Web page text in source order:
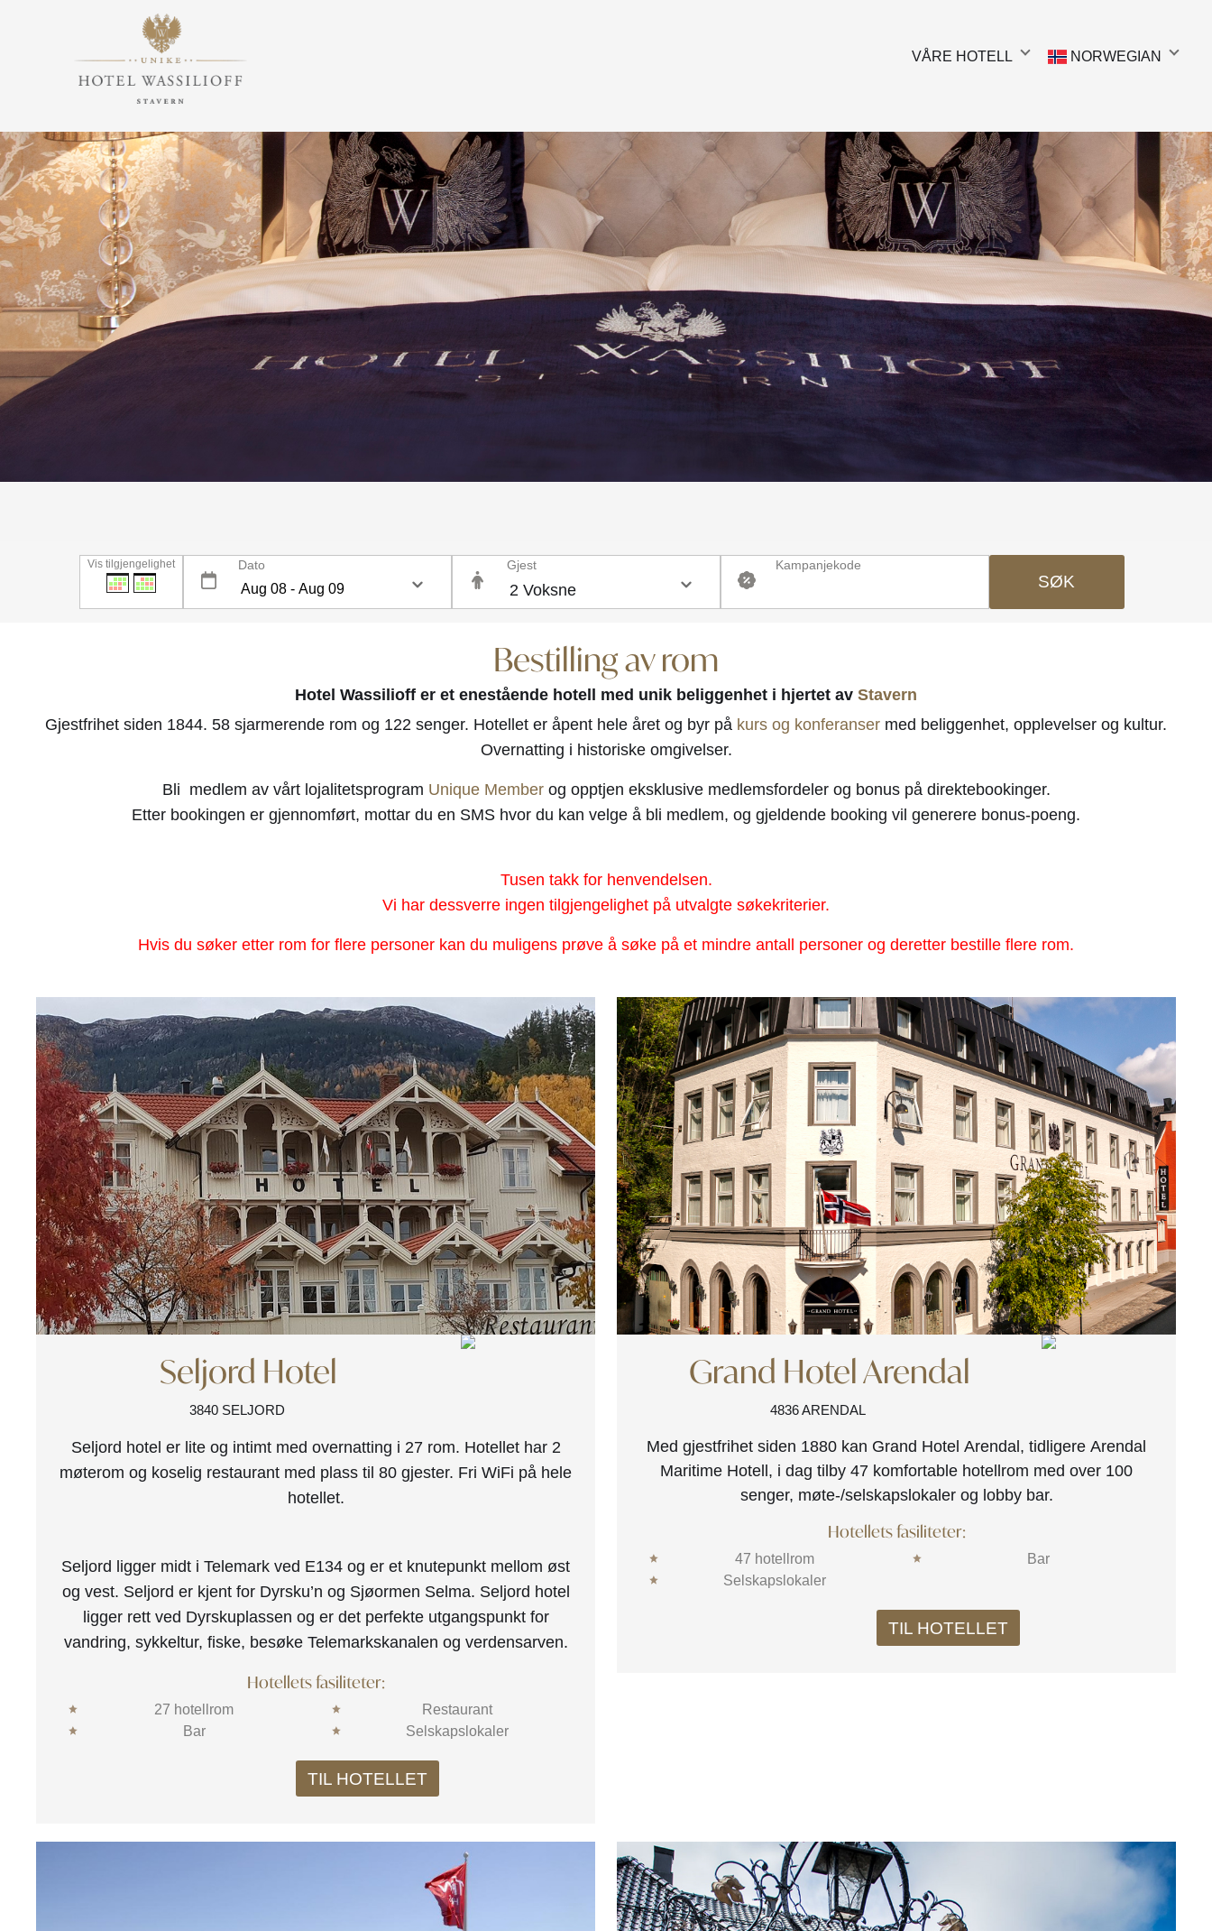
VÅRE HOTELL NORWEGIAN
Vis tilgjengelighet Dato Gjest Kampanjekode
SØK
Bestilling av rom
Hotel Wassilioff er et enestående hotell med unik beliggenhet i hjertet av Stavern
Gjestfrihet siden 1844. 58 sjarmerende rom og 122 senger. Hotellet er åpent hele året og byr på kurs og konferanser med beliggenhet, opplevelser og kultur.
Overnatting i historiske omgivelser.
Bli medlem av vårt lojalitetsprogram Unique Memberog opptjen eksklusive medlemsfordeler og bonus på direktebookinger.
Etter bookingen er gjennomført, mottar du en SMS hvor du kan velge å bli medlem, og gjeldende booking vil generere bonus-poeng.
Tusen takk for henvendelsen.
Vi har dessverre ingen tilgjengelighet på utvalgte søkekriterier.
Hvis du søker etter rom for flere personer kan du muligens prøve å søke på et mindre antall personer og deretter bestille flere rom.
Seljord Hotel
3840 SELJORD
Seljord hotel er lite og intimt med overnatting i 27 rom. Hotellet har 2
møterom og koselig restaurant med plass til 80 gjester. Fri WiFi på hele
hotellet.
Seljord ligger midt i Telemark ved E134 og er et knutepunkt mellom øst
og vest. Seljord er kjent for Dyrsku’n og Sjøormen Selma. Seljord hotel
ligger rett ved Dyrskuplassen og er det perfekte utgangspunkt for
vandring, sykkeltur, fiske, besøke Telemarkskanalen og verdensarven.
Hotellets fasiliteter:
27 hotellrom
Restaurant
Bar
Selskapslokaler
TIL HOTELLET
Grand Hotel Arendal
4836 ARENDAL
Med gjestfrihet siden 1880 kan Grand Hotel Arendal, tidligere Arendal
Maritime Hotell, i dag tilby 47 komfortable hotellrom med over 100
senger, møte-/selskapslokaler og lobby bar.
Hotellets fasiliteter:
47 hotellrom
Bar
Selskapslokaler
TIL HOTELLET